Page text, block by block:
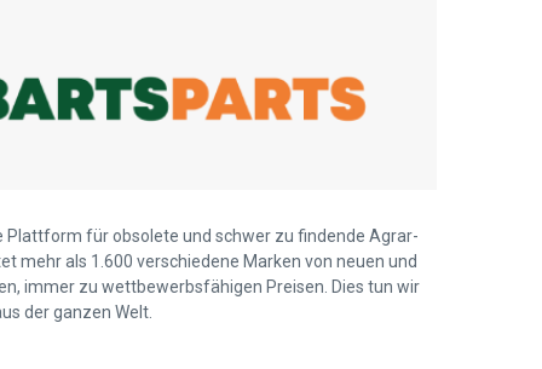
Plattform für obsolete und schwer zu findende Agrar-
mehr als 1.600 verschiedene Marken von neuen und
immer zu wettbewerbsfähigen Preisen. Dies tun wir
der ganzen Welt.